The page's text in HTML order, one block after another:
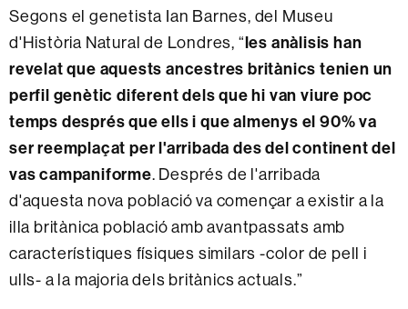
Segons el genetista Ian Barnes, del Museu
d'Història Natural de Londres, “les anàlisis han
revelat que aquests ancestres britànics tenien un
perfil genètic diferent dels que hi van viure poc
temps després que ells i que almenys el 90% va
ser reemplaçat per l'arribada des del continent del
vas campaniforme. Després de l'arribada
d'aquesta nova població va començar a existir a la
illa britànica població amb avantpassats amb
característiques físiques similars -color de pell i
ulls- a la majoria dels britànics actuals.”